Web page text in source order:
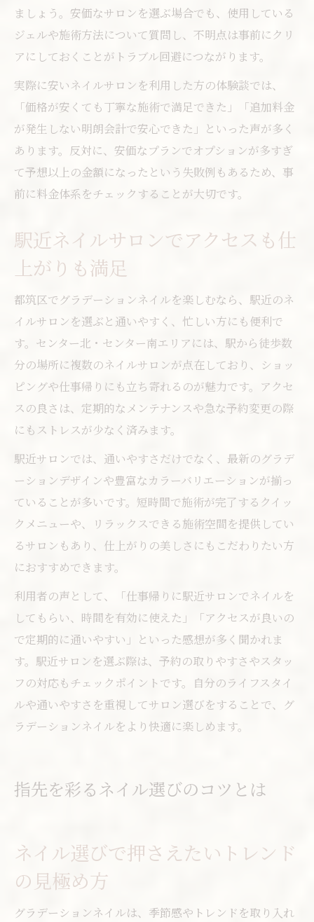
ましょう。安価なサロンを選ぶ場合でも、使用している
ジェルや施術方法について質問し、不明点は事前にクリ
アにしておくことがトラブル回避につながります。
実際に安いネイルサロンを利用した方の体験談では、
「価格が安くても丁寧な施術で満足できた」「追加料金
が発生しない明朗会計で安心できた」といった声が多く
あります。反対に、安価なプランでオプションが多すぎ
て予想以上の金額になったという失敗例もあるため、事
前に料金体系をチェックすることが大切です。
駅近ネイルサロンでアクセスも仕
上がりも満足
都筑区でグラデーションネイルを楽しむなら、駅近のネ
イルサロンを選ぶと通いやすく、忙しい方にも便利で
す。センター北・センター南エリアには、駅から徒歩数
分の場所に複数のネイルサロンが点在しており、ショッ
ピングや仕事帰りにも立ち寄れるのが魅力です。アクセ
スの良さは、定期的なメンテナンスや急な予約変更の際
にもストレスが少なく済みます。
駅近サロンでは、通いやすさだけでなく、最新のグラデ
ーションデザインや豊富なカラーバリエーションが揃っ
ていることが多いです。短時間で施術が完了するクイッ
クメニューや、リラックスできる施術空間を提供してい
るサロンもあり、仕上がりの美しさにもこだわりたい方
におすすめできます。
利用者の声として、「仕事帰りに駅近サロンでネイルを
してもらい、時間を有効に使えた」「アクセスが良いの
で定期的に通いやすい」といった感想が多く聞かれま
す。駅近サロンを選ぶ際は、予約の取りやすさやスタッ
フの対応もチェックポイントです。自分のライフスタイ
ルや通いやすさを重視してサロン選びをすることで、グ
ラデーションネイルをより快適に楽しめます。
指先を彩るネイル選びのコツとは
ネイル選びで押さえたいトレンド
の見極め方
グラデーションネイルは、季節感やトレンドを取り入れ